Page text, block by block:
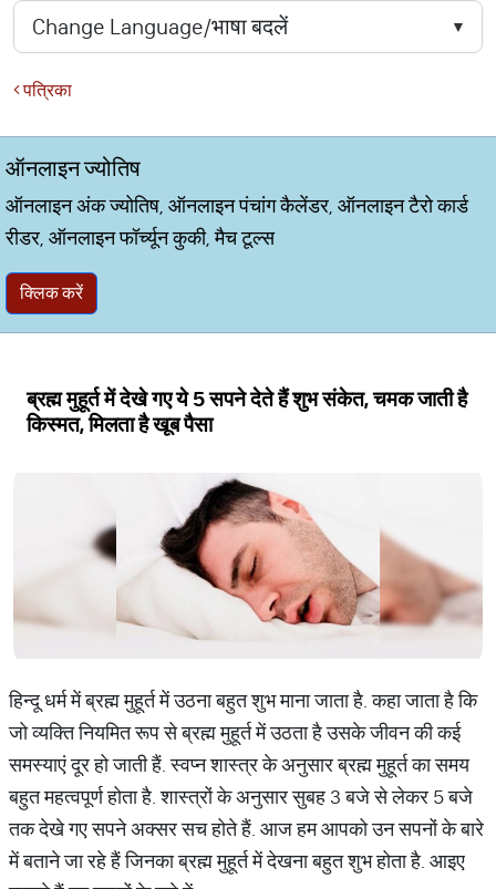
पत्रिका
ऑनलाइन ज्योतिष
ऑनलाइन अंक ज्योतिष, ऑनलाइन पंचांग कैलेंडर, ऑनलाइन टैरो कार्ड
रीडर, ऑनलाइन फॉर्च्यून कुकी, मैच टूल्स
क्लिक करें
ब्रह्म मुहूर्त में देखे गए ये 5 सपने देते हैं शुभ संकेत, चमक जाती है
किस्मत, मिलता है खूब पैसा
हिन्दू धर्म में ब्रह्म मुहूर्त में उठना बहुत शुभ माना जाता है. कहा जाता है कि
जो व्यक्ति नियमित रूप से ब्रह्म मुहूर्त में उठता है उसके जीवन की कई
समस्याएं दूर हो जाती हैं. स्वप्न शास्त्र के अनुसार ब्रह्म मुहूर्त का समय
बहुत महत्वपूर्ण होता है. शास्त्रों के अनुसार सुबह 3 बजे से लेकर 5 बजे
तक देखे गए सपने अक्सर सच होते हैं. आज हम आपको उन सपनों के बारे
में बताने जा रहे हैं जिनका ब्रह्म मुहूर्त में देखना बहुत शुभ होता है. आइए